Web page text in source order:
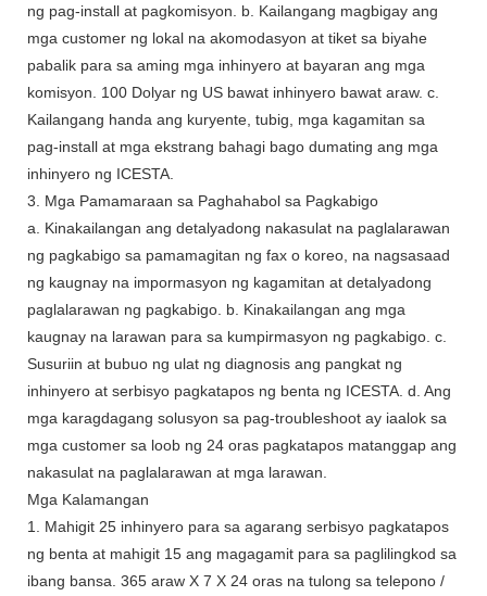
ng pag-install at pagkomisyon. b. Kailangang magbigay ang
mga customer ng lokal na akomodasyon at tiket sa biyahe
pabalik para sa aming mga inhinyero at bayaran ang mga
komisyon. 100 Dolyar ng US bawat inhinyero bawat araw. c.
Kailangang handa ang kuryente, tubig, mga kagamitan sa
pag-install at mga ekstrang bahagi bago dumating ang mga
inhinyero ng ICESTA.
3. Mga Pamamaraan sa Paghahabol sa Pagkabigo
a. Kinakailangan ang detalyadong nakasulat na paglalarawan
ng pagkabigo sa pamamagitan ng fax o koreo, na nagsasaad
ng kaugnay na impormasyon ng kagamitan at detalyadong
paglalarawan ng pagkabigo. b. Kinakailangan ang mga
kaugnay na larawan para sa kumpirmasyon ng pagkabigo. c.
Susuriin at bubuo ng ulat ng diagnosis ang pangkat ng
inhinyero at serbisyo pagkatapos ng benta ng ICESTA. d. Ang
mga karagdagang solusyon sa pag-troubleshoot ay iaalok sa
mga customer sa loob ng 24 oras pagkatapos matanggap ang
nakasulat na paglalarawan at mga larawan.
Mga Kalamangan
1. Mahigit 25 inhinyero para sa agarang serbisyo pagkatapos
ng benta at mahigit 15 ang magagamit para sa paglilingkod sa
ibang bansa. 365 araw X 7 X 24 oras na tulong sa telepono /